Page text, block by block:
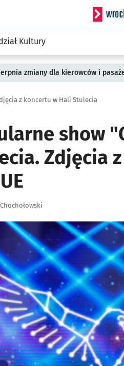
Serwis
Kultury
zmiany dla kierowców i
z koncertu w Hali Stulecia
show
Zdjęcia
galerię